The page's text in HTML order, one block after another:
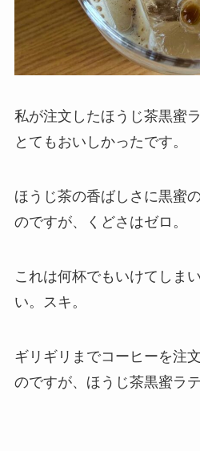
私が注文したほうじ茶黒蜜
とてもおいしかったです。
ほうじ茶の香ばしさに黒蜜
のですが、くどさはゼロ。
これは何杯でもいけてしま
い。スキ。
ギリギリまでコーヒーを注
のですが、ほうじ茶黒蜜ラ